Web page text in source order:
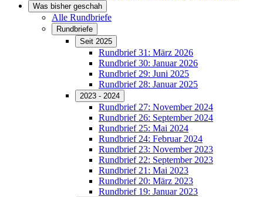
Was bisher geschah
Alle Rundbriefe
Rundbriefe
Seit 2025
Rundbrief 31: März 2026
Rundbrief 30: Januar 2026
Rundbrief 29: Juni 2025
Rundbrief 28: Januar 2025
2023 - 2024
Rundbrief 27: November 2024
Rundbrief 26: September 2024
Rundbrief 25: Mai 2024
Rundbrief 24: Februar 2024
Rundbrief 23: November 2023
Rundbrief 22: September 2023
Rundbrief 21: Mai 2023
Rundbrief 20: März 2023
Rundbrief 19: Januar 2023